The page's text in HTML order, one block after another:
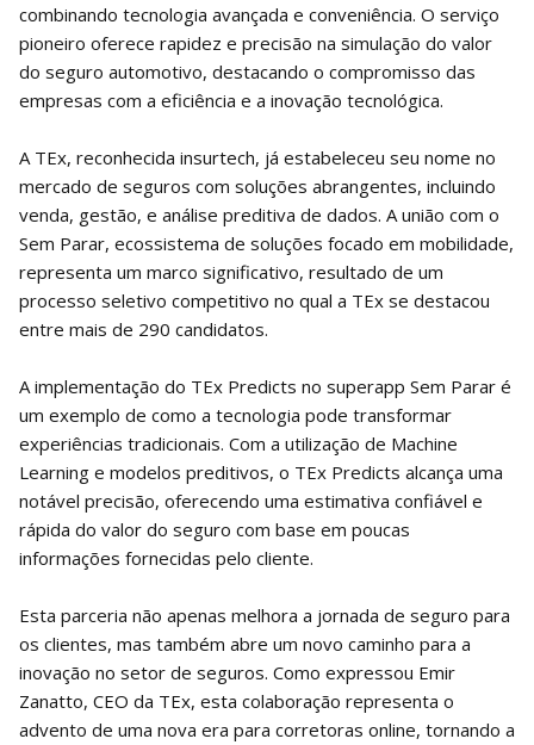
combinando tecnologia avançada e conveniência. O serviço
pioneiro oferece rapidez e precisão na simulação do valor
do seguro automotivo, destacando o compromisso das
empresas com a eficiência e a inovação tecnológica.
A TEx, reconhecida insurtech, já estabeleceu seu nome no
mercado de seguros com soluções abrangentes, incluindo
venda, gestão, e análise preditiva de dados. A união com o
Sem Parar, ecossistema de soluções focado em mobilidade,
representa um marco significativo, resultado de um
processo seletivo competitivo no qual a TEx se destacou
entre mais de 290 candidatos.
A implementação do TEx Predicts no superapp Sem Parar é
um exemplo de como a tecnologia pode transformar
experiências tradicionais. Com a utilização de Machine
Learning e modelos preditivos, o TEx Predicts alcança uma
notável precisão, oferecendo uma estimativa confiável e
rápida do valor do seguro com base em poucas
informações fornecidas pelo cliente.
Esta parceria não apenas melhora a jornada de seguro para
os clientes, mas também abre um novo caminho para a
inovação no setor de seguros. Como expressou Emir
Zanatto, CEO da TEx, esta colaboração representa o
advento de uma nova era para corretoras online, tornando a